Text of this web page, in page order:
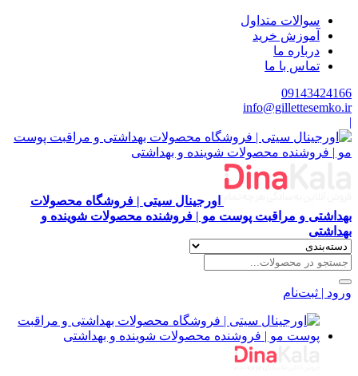
سوالات متداول
آموزش خرید
درباره ما
تماس با ما
09143424166
info@gillettesemko.ir
|
اورجینال سیتی | فروشگاه محصولات
بهداشتی و مراقبت پوست مو | فروشنده محصولات شوینده و
بهداشتی
ورود | ثبت‌نام